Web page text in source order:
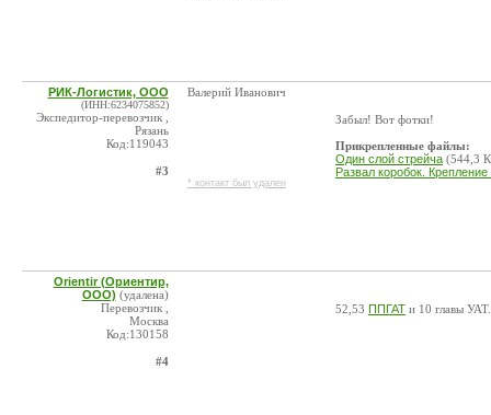
РИК-Логистик, ООО
(ИНН:6234075852)
Экспедитор-перевозчик ,
Рязань
Код:119043
#3
Валерий Иванович
* контакт был удален
Забыл! Вот фотки!
Прикрепленные файлы:
Один слой стрейча (544,3
Развал коробок. Крепление
Orientir (Ориентир,
ООО) (удалена)
Перевозчик ,
Москва
Код:130158
#4
52,53 ППГАТ и 10 главы